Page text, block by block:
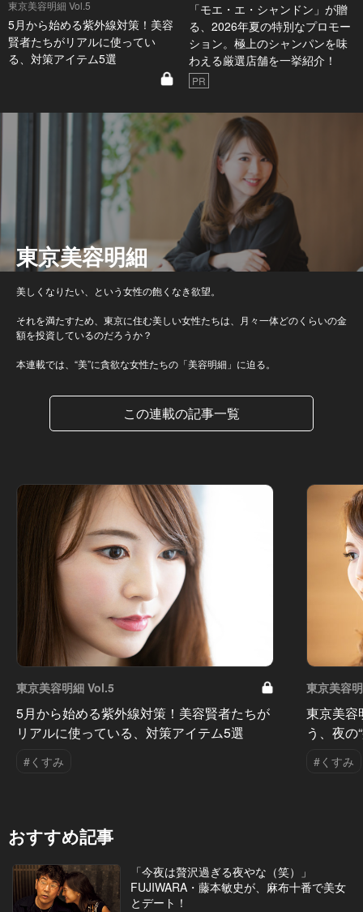
東京美容明細 Vol.5
5月から始める紫外線対策！美容
賢者たちがリアルに使ってい
る、対策アイテム5選
「モエ・エ・シャンドン」が贈
る、2026年夏の特別なプロモー
ション。極上のシャンパンを味
わえる厳選店舗を一挙紹介！
PR
東京美容明細
美しくなりたい、という女性の飽くなき欲望。
それを満たすため、東京に住む美しい女性たちは、月々一体どのくらいの金
額を投資しているのだろうか？
本連載では、“美”に貪欲な女性たちの「美容明細」に迫る。
この連載の記事一覧
東京美容明細 Vol.5
5月から始める紫外線対策！美容賢者たちが
リアルに使っている、対策アイテム5選
#くすみ
東京美容
東京美容
う、夜
#くすみ
おすすめ記事
「今夜は贅沢過ぎる夜やな（笑）」
FUJIWARA・藤本敏史が、麻布十番で美女
とデート！